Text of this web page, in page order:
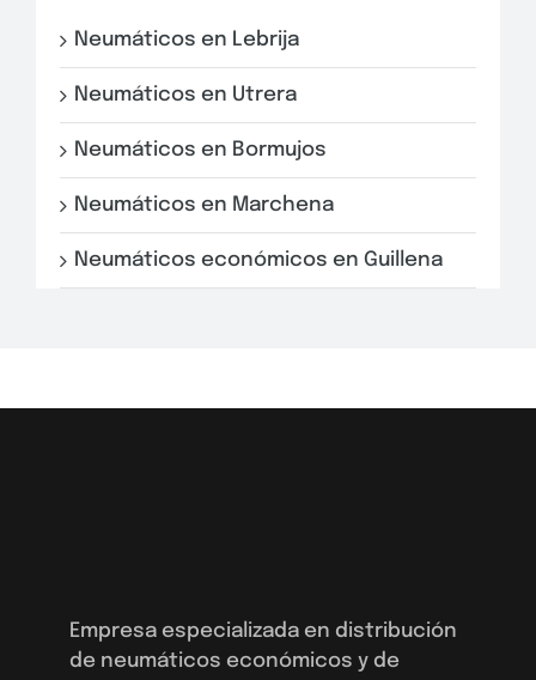
Neumáticos en Lebrija
Neumáticos en Utrera
Neumáticos en Bormujos
Neumáticos en Marchena
Neumáticos económicos en Guillena
Empresa especializada en distribución
de neumáticos económicos y de